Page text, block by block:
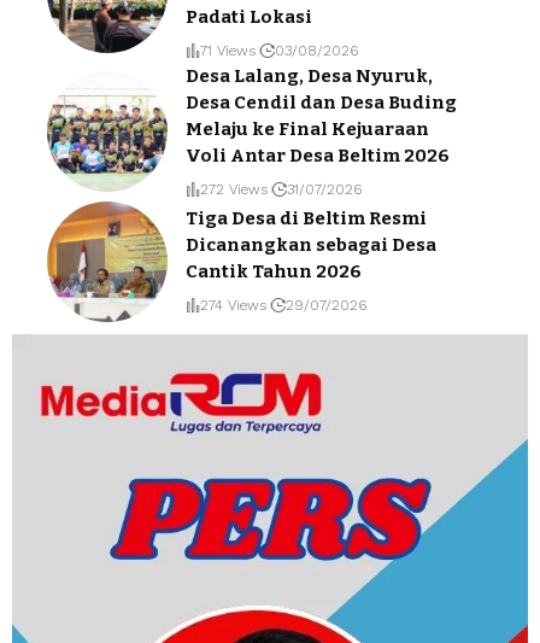
Padati Lokasi
71 Views 03/08/2026
Desa Lalang, Desa Nyuruk,
Desa Cendil dan Desa Buding
Melaju ke Final Kejuaraan
Voli Antar Desa Beltim 2026
272 Views 31/07/2026
Tiga Desa di Beltim Resmi
Dicanangkan sebagai Desa
Cantik Tahun 2026
274 Views 29/07/2026